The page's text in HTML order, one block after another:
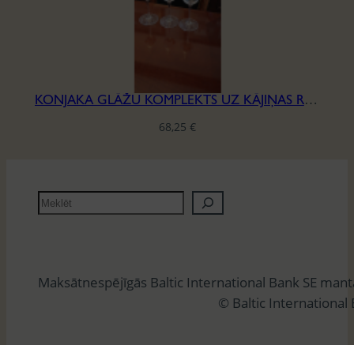
KONJAKA GLĀŽU KOMPLEKTS UZ KĀJIŅAS RIEDEL, H-16,5MM
68,25 €
M
e
ē
Maksātnespējīgās Baltic International Bank SE
© Baltic International